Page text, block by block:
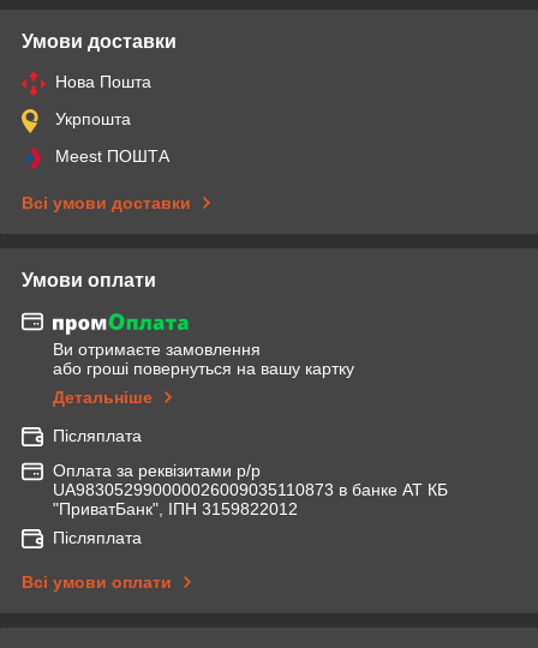
Умови доставки
Нова Пошта
Укрпошта
Meest ПОШТА
Всі умови доставки
Умови оплати
Ви отримаєте замовлення
або гроші повернуться на вашу картку
Детальніше
Післяплата
Оплата за реквізитами р/р
UA983052990000026009035110873 в банке АТ КБ
"ПриватБанк", ІПН 3159822012
Післяплата
Всі умови оплати